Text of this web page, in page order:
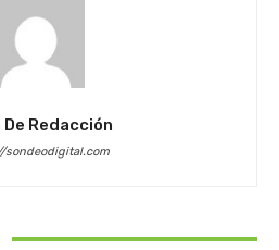
De Redacción
sondeodigital.com